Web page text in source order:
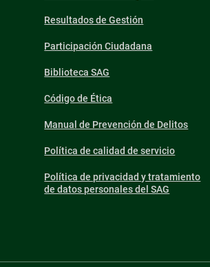
Resultados de Gestión
Participación Ciudadana
Biblioteca SAG
Código de Ética
Manual de Prevención de Delitos
Política de calidad de servicio
Política de privacidad y tratamiento
de datos personales del SAG